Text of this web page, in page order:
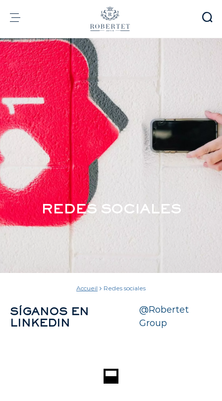
Grupo
Fragrancias
Sabores
Materias Primas
Health & Beauty
Compromisos
Información financiera
Contacto
e-RobertetREDES SOCIALES
Accueil Redes sociales
SÍGANOS EN
LINKEDIN
@Robertet
Group